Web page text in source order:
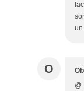
un
O
@